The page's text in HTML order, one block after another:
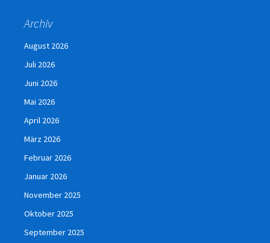
Archiv
August 2026
Juli 2026
Juni 2026
Mai 2026
April 2026
März 2026
Februar 2026
Januar 2026
November 2025
Oktober 2025
September 2025